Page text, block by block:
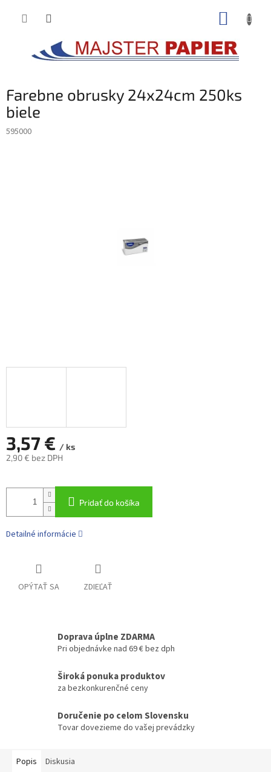
Farebne obrusky 24x24cm 250ks
biele
595000
3,57 € / ks
2,90 € bez DPH
cena:
Pridať do košíka
Detailné informácie
OPÝTAŤ SA ZDIEĽAŤ
Doprava úplne ZDARMA
Pri objednávke nad 69 € bez dph
Široká ponuka produktov
za bezkonkurenčné ceny
Doručenie po celom Slovensku
Tovar dovezieme do vašej prevádzky
Popis Diskusia